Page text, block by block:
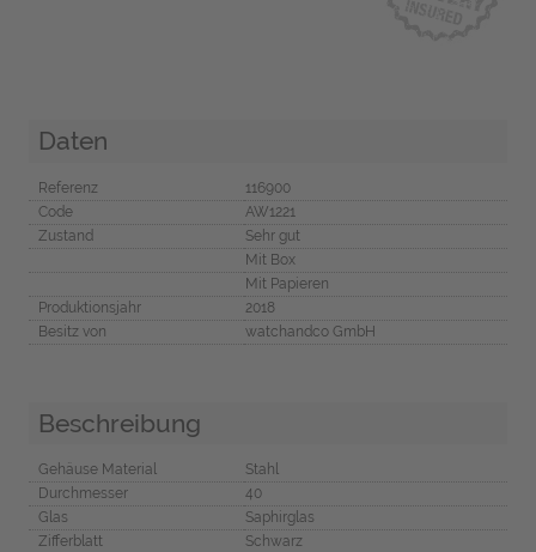
Daten
Referenz
116900
Code
AW1221
Zustand
Sehr gut
Mit Box
Mit Papieren
Produktionsjahr
2018
Besitz von
watchandco GmbH
Beschreibung
Gehäuse Material
Stahl
Durchmesser
40
Glas
Saphirglas
Zifferblatt
Schwarz